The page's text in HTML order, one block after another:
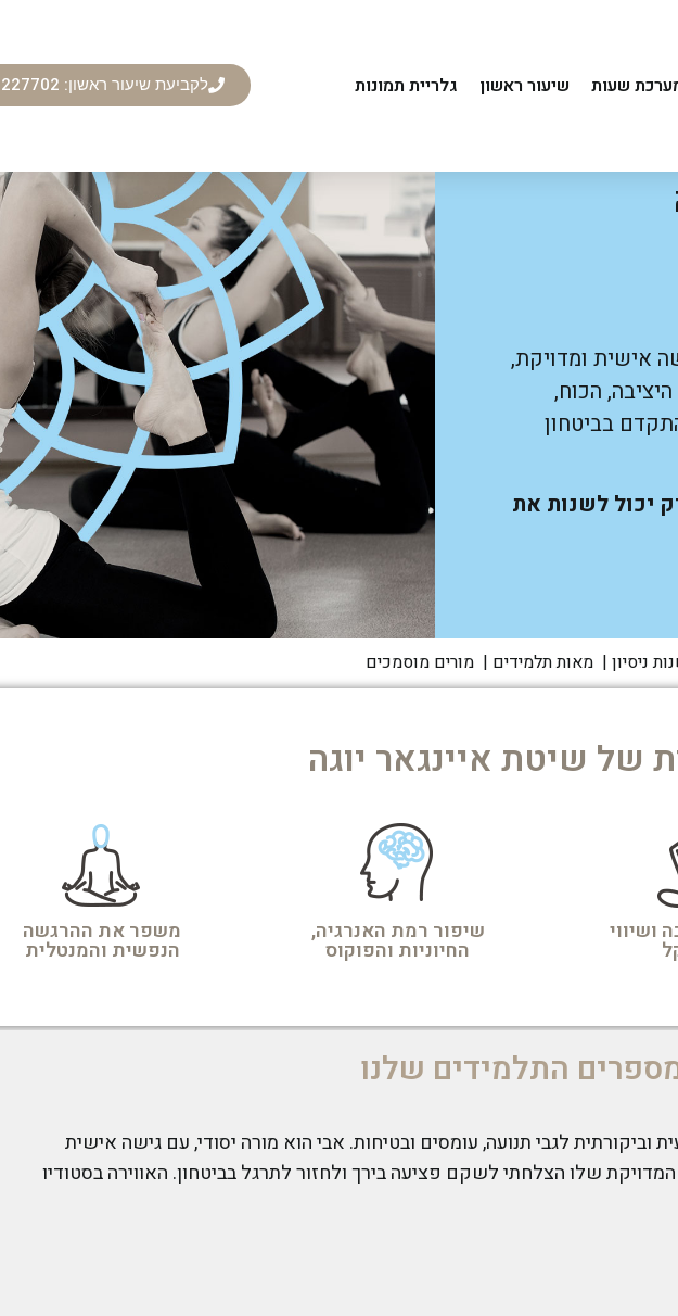
שעות שיעור ראשון
גלריית תמונות
לקביעת שיעור ראשון: 054-5227702
אישית ומדויקת,
הכוח,
בביטחון
יכול לשנות את
של שיטת איינגאר יוגה
ושיווי שיפור רמת האנרגיה,
החיוניות והפוקוס
משפר את ההרגשה
הנפשית והמנטלית
התלמידים שלנו
אצל מיכל ואבי. אני מרגיש שהיוגה תורמת לבריאות שלי — זה כמו צחצוח שיניים, זה